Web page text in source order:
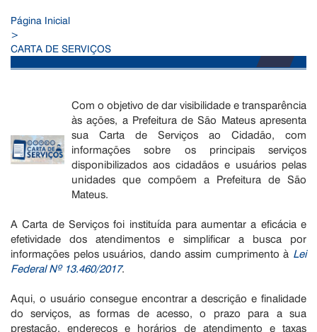
Página Inicial
>
CARTA DE SERVIÇOS
Com o objetivo de dar visibilidade e transparência
às ações, a Prefeitura de São Mateus apresenta
sua Carta de Serviços ao Cidadão, com
informações sobre os principais serviços
disponibilizados aos cidadãos e usuários pelas
unidades que compõem a Prefeitura de São
Mateus.
A Carta de Serviços foi instituída para aumentar a eficácia e
efetividade dos atendimentos e simplificar a busca por
informações pelos usuários, dando assim cumprimento à Lei
Federal Nº 13.460/2017.
Aqui, o usuário consegue encontrar a descrição e finalidade
do serviços, as formas de acesso, o prazo para a sua
prestação, endereços e horários de atendimento e taxas